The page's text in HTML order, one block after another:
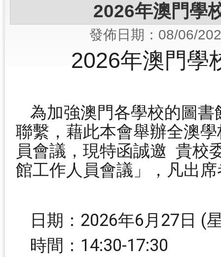
2026年澳門學
發佈日期：08/06/
2026年澳門學
為加強澳門各學校的圖
聯繫，藉此本會舉辦全澳
員會議，現特函誠邀 貴校
館工作人員會議」，凡出
日期：2026年6月27日 (
時間：14:30-17:30